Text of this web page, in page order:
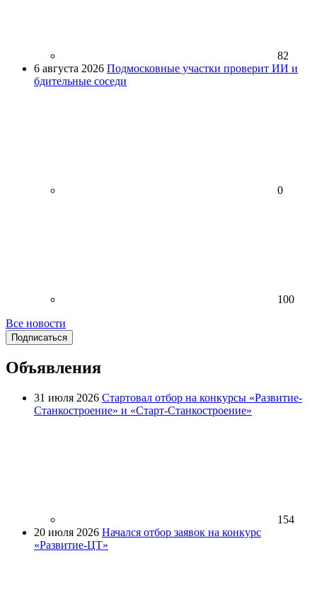
82
6 августа 2026 Подмосковные участки проверит ИИ и
бдительные соседи
0
100
Все новости
Подписаться
Объявления
31 июля 2026 Стартовал отбор на конкурсы «Развитие-
Станкостроение» и «Старт-Станкостроение»
154
20 июля 2026 Начался отбор заявок на конкурс
«Развитие-ЦТ»